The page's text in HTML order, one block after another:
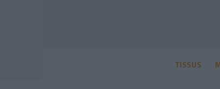
TISSUS